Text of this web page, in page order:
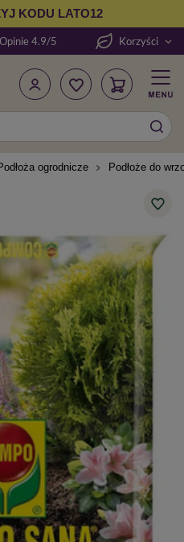
KODU LATO12
Opinie 4.9/5 Korzyści
ogrodnicze Podłoże do